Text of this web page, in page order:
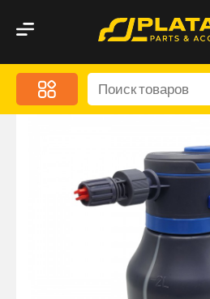
Меню
Акционные предложения
Дорожная кухня
Автохимия и уход
Оптика и светотехника
Запчасти кузова и зеркала